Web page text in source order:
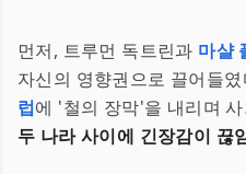
먼저, 트루먼 독트린과 마샬
자신의 영향권으로 끌어들
럽에 '철의 장막'을 내리며
두 나라 사이에 긴장감이 끊